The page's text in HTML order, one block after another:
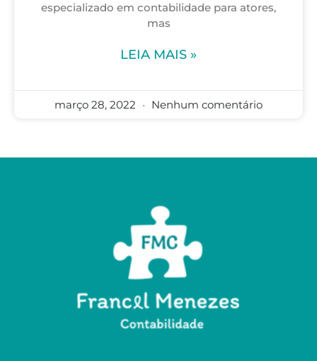
especializado em contabilidade para atores,
mas
LEIA MAIS »
março 28, 2022 Nenhum comentário